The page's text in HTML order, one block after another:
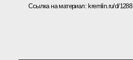
Ссылка на материал:kremlin.ru/d/1288